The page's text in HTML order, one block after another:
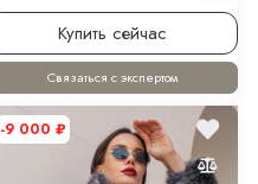
Купить сейчас
Связаться с экспертом
-9 000 ₽